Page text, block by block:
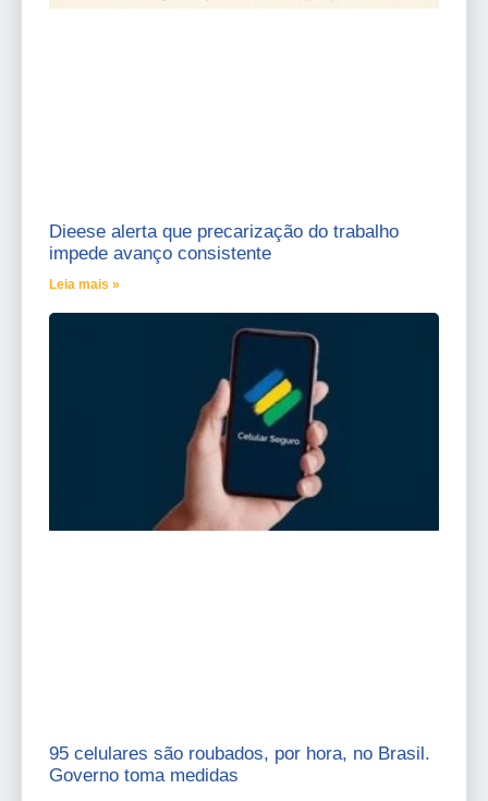
Dieese alerta que precarização do trabalho
impede avanço consistente
Leia mais »
95 celulares são roubados, por hora, no Brasil.
Governo toma medidas